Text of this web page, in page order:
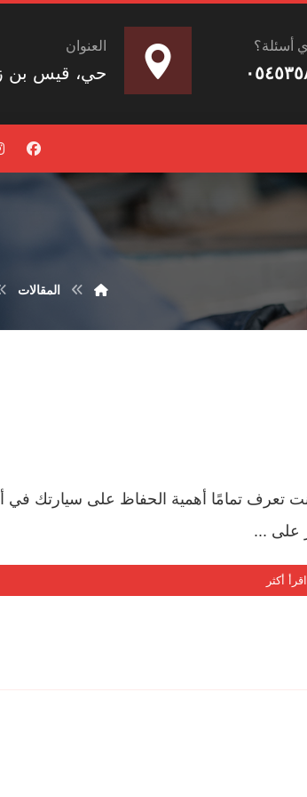
العنوان
حي، قيس بن
أسئلة؟
المقالات
تعرف تمامًا أهمية الحفاظ على سيارتك في
على ...
اقرأ أكثر